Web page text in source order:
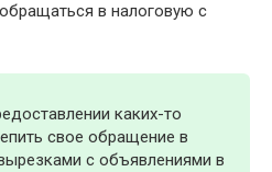
в налоговую с
каких-то
свое обращение в
с объявлениями в